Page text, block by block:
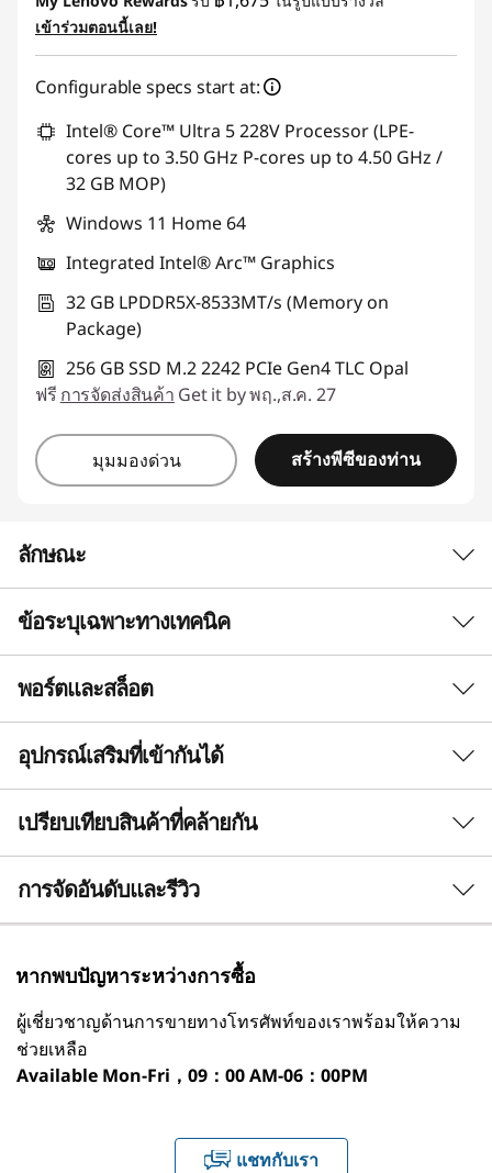
การประหยัด eCoupon :
ใช้ eCoupon :88SALETH
เข้าร่วมตอนนี้เลย!
Configurable specs start at:
Intel® Core™ Ultra 5 228V Processor (LPE-
cores up to 3.50 GHz P-cores up to 4.50 GHz /
32 GB MOP)
Windows 11 Home 64
Integrated Intel® Arc™ Graphics
32 GB LPDDR5X-8533MT/s (Memory on
Package)
256 GB SSD M.2 2242 PCIe Gen4 TLC Opal
ฟรี การจัดส่งสินค้า Get it by พฤ.,ส.ค. 27
มุมมองด่วน สร้างพีซีของท่าน
ลักษณะ
ความซับซ้อนที่น่าทึ่ง ประสิทธิภาพอันทรงพลัง
มีระดับในตัวเอง
ThinkPad X9 Aura Edition ใหม่ล่าสุดขนาด 15 นิ้ว
ได้รับการออกแบบอย่างพิถีพิถัน มีดีไซน์ปฏิวัติวงการ
ใช้งานกรอบอะลูมิเนียมบางเฉียบแสดงถึงความ
หรูหราระดับพรีเมียม แต่ยังมอบความทนทานตามที่
คุณคาดหวังจาก ThinkPad ในฐานะพีซี Copilot+ ที่
ใช้โปรเซสเซอร์ Intel
ประสิทธิภาพ AI ช่วยให้คุณทำงานได้อย่างมี
ข้อระบุเฉพาะทางเทคนิค
ประสิทธิภาพ
โปรเซสเซอร์
vPro , Evo™ Edition
ระบบปฏิบัติการ
สำหรับธุรกิจ
Linux
Neural Processing Unit (NPU)
พอร์ตและสล็อต
1-USB-C® (Thunderbolt™ 4, USB 40Gbps)
2-ชุดเฮดโฟน / ไมโครโฟน
USB-A (USB 10Gbps)
อุปกรณ์เสริมที่เข้ากันได้
Shop All
เปรียบเทียบ
Lenovo Legion 16" Gaming
Backpack GB400
Original Price 1810.01 THB Discounted Price 1267.01 THB
Original Price 3190 THB Discounted Price 2864 THB
Original Price 4890.01 THB Discounted Price 1795.01 THB
Original Price 2590 THB Discounted Price 1692 THB
Original Price 790.01 THB Discounted Price 457.01 THB
เปรียบเทียบสินค้าที่คล้ายกัน
3 Similiar products selected
กำลังดูอยู่
15 Aura
Edition (15"
Intel)
14 Aura
Intel)
15p Aura
การจัดอันดับและรีวิว
หากพบปัญหาระหว่างการซื้อ
ผู้เชี่ยวชาญด้านการขายทางโทรศัพท์ของเราพร้อมให้ความ
ช่วยเหลือ
Available Mon-Fri，09：00 AM-06：00PM
แชทกับเรา